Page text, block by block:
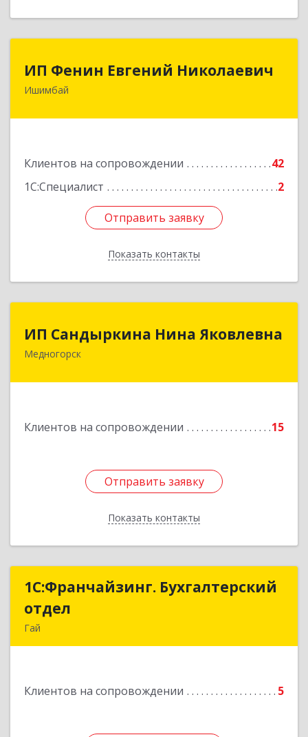
ИП Фенин Евгений Николаевич
Ишимбай
Клиентов на сопровождении
42
1С:Специалист
2
Отправить заявку
Показать контакты
ИП Фенин Евгений Николаевич
453211, Башкортостан Респ, Ишимбайский р-н,
Отправить заявку
Назад
ИП Сандыркина Нина Яковлевна
Медногорск
Клиентов на сопровождении 15
Отправить заявку
Показать контакты
462270, Оренбургская обл, Медногорск г,
Отправить заявку
Назад
1С:Франчайзинг. Бухгалтерский
отдел
Гай
Клиентов на сопровождении 5
1С:Франчайзинг. Бухгалтерский
Подробнее